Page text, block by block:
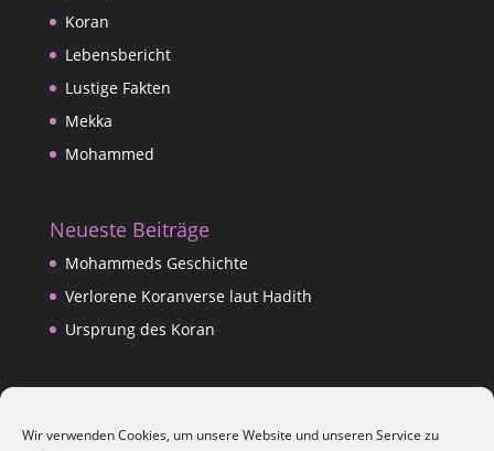
Wir verwenden Cookies, um unsere Website und unseren Service zu
Koran
Lebensbericht
Lustige Fakten
Mekka
Mohammed
Neueste Beiträge
Mohammeds Geschichte
Verlorene Koranverse laut Hadith
Ursprung des Koran